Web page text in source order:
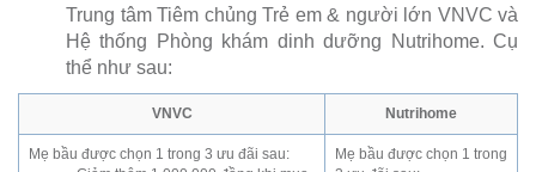
Trung tâm Tiêm chủng Trẻ em & người lớn VNVC và
Hệ thống Phòng khám dinh dưỡng Nutrihome. Cụ
thể như sau:
VNVC Nutrihome
Mẹ bầu được chọn 1 trong 3 ưu đãi sau:
Mẹ bầu được chọn 1 trong